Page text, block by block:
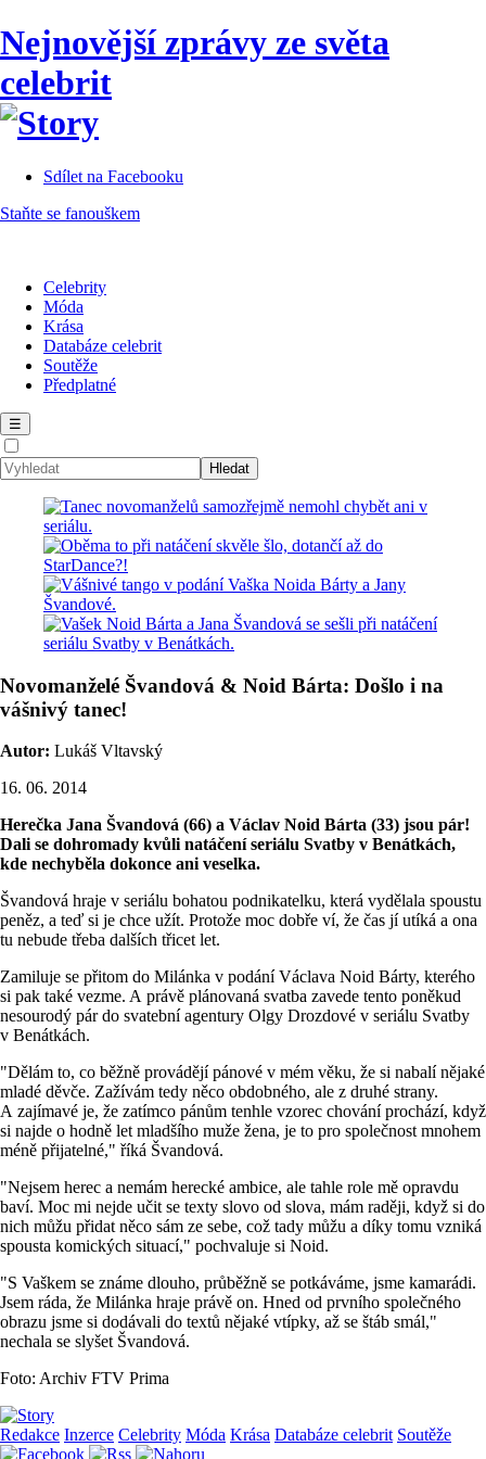
Nejnovější zprávy ze světa
celebrit
Sdílet na Facebooku
Staňte se fanouškem
Celebrity
Móda
Krása
Databáze celebrit
Soutěže
Předplatné
☰
Novomanželé Švandová & Noid Bárta: Došlo i na
vášnivý tanec!
Autor: Lukáš Vltavský
16. 06. 2014
Herečka Jana Švandová (66) a Václav Noid Bárta (33) jsou pár!
Dali se dohromady kvůli natáčení seriálu Svatby v Benátkách,
kde nechyběla dokonce ani veselka.
Švandová hraje v seriálu bohatou podnikatelku, která vydělala spoustu
peněz, a teď si je chce užít. Protože moc dobře ví, že čas jí utíká a ona
tu nebude třeba dalších třicet let.
Zamiluje se přitom do Milánka v podání Václava Noid Bárty, kterého
si pak také vezme. A právě plánovaná svatba zavede tento poněkud
nesourodý pár do svatební agentury Olgy Drozdové v seriálu Svatby
v Benátkách.
"Dělám to, co běžně provádějí pánové v mém věku, že si nabalí nějaké
mladé děvče. Zažívám tedy něco obdobného, ale z druhé strany.
A zajímavé je, že zatímco pánům tenhle vzorec chování prochází, když
si najde o hodně let mladšího muže žena, je to pro společnost mnohem
méně přijatelné," říká Švandová.
"Nejsem herec a nemám herecké ambice, ale tahle role mě opravdu
baví. Moc mi nejde učit se texty slovo od slova, mám raději, když si do
nich můžu přidat něco sám ze sebe, což tady můžu a díky tomu vzniká
spousta komických situací," pochvaluje si Noid.
"S Vaškem se známe dlouho, průběžně se potkáváme, jsme kamarádi.
Jsem ráda, že Milánka hraje právě on. Hned od prvního společného
obrazu jsme si dodávali do textů nějaké vtípky, až se štáb smál,"
nechala se slyšet Švandová.
Foto: Archiv FTV Prima
Redakce Inzerce Celebrity Móda Krása Databáze celebrit Soutěže